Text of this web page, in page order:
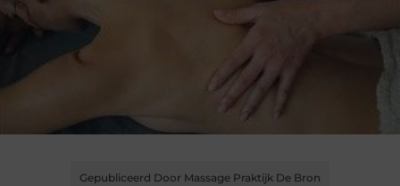
Gepubliceerd Door Massage Praktijk De Bron